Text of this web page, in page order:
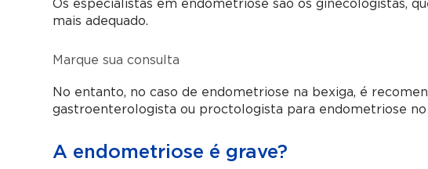
Os especialistas em endometriose são os ginecologistas,
mais adequado.
Marque sua consulta
No entanto, no caso de endometriose na bexiga, é
gastroenterologista ou proctologista para endometriose
A endometriose é grave?